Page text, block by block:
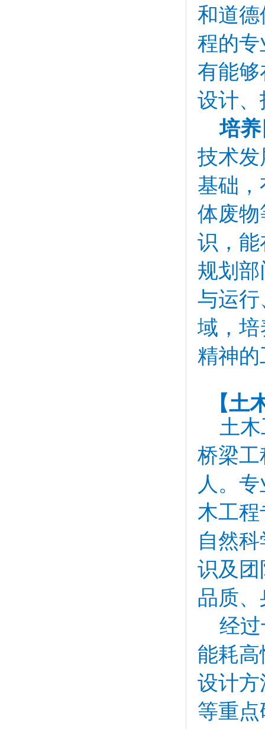
和道
程的
有能
设计
培
技术
基础
体废
识，
规划
与运
域，
精神
【土
土
桥梁工
人。
木工
自然
识及
品质
经
能耗
设计
等重